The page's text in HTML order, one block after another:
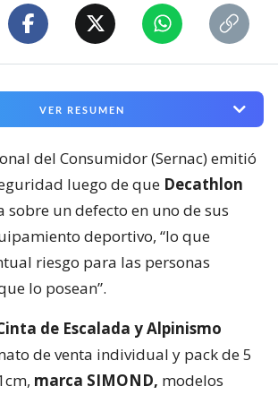
VER RESUMEN
del Consumidor (Sernac) emitió
luego de que Decathlon
sobre un defecto en uno de sus
deportivo, “lo que
riesgo para las personas
lo posean”.
de Escalada y Alpinismo
de venta individual y pack de 5
marca SIMOND, modelos